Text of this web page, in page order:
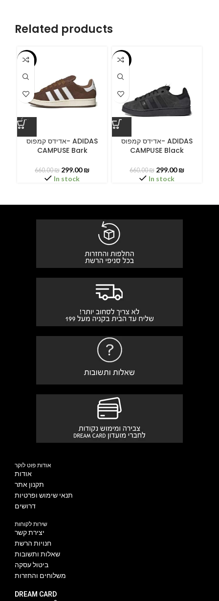
Related products
-55%
אדידס קמפוס- ADIDAS
CAMPUSE Bark
660.00₪ 299.00₪
In stock
-55%
אדידס קמפוס- ADIDAS
CAMPUSE Black
660.00₪ 299.00₪
In stock
אודות פוט לוקר
אודות
תקנון אתר
תנאי שימוש ופרטיות
דרושים
שירות לקוחות
יצירת קשר
חנויות הרשת
שאלות ותשובות
ביטול עסקה
משלוחים והחזרות
DREAM CARD